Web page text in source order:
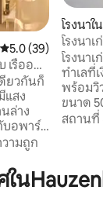
คะแนนเฉลี่ย 5.0 จา
5.0 (39)
เรืออยู่
ดียวกันก็
แสง
บอพาร์ท
ความ
ณใกล้
ดานูบ
ามถูก
โรงนา
โรงนา
วาเรีย
โรงนา
ทำเลที่
พร้อมวิ
ขนาด
เคบินอิ
1700
มากเท่
สถานที่
น